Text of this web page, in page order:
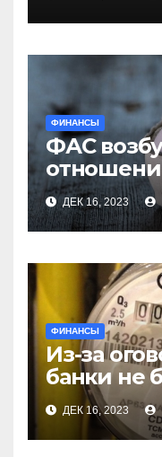
ФИНАНСЫ
ФАС
яиц
ДЕК 16, 2023
ФИНАНСЫ
Из-за
банки не
ДЕК 16, 2023